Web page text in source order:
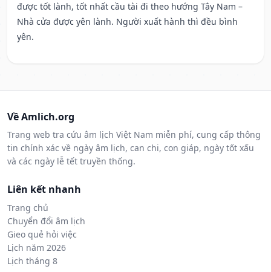
được tốt lành, tốt nhất cầu tài đi theo hướng Tây Nam –
Nhà cửa được yên lành. Người xuất hành thì đều bình
yên.
Về Amlich.org
Trang web tra cứu âm lịch Việt Nam miễn phí, cung cấp thông
tin chính xác về ngày âm lịch, can chi, con giáp, ngày tốt xấu
và các ngày lễ tết truyền thống.
Liên kết nhanh
Trang chủ
Chuyển đổi âm lịch
Gieo quẻ hỏi việc
Lịch năm 2026
Lịch tháng 8